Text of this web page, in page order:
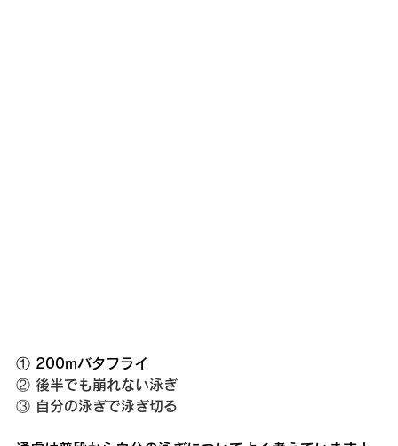
① 200mバタフライ
② 後半でも崩れない泳ぎ
③ 自分の泳ぎで泳ぎ切る